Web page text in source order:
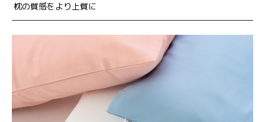
枕の質感をより上質に